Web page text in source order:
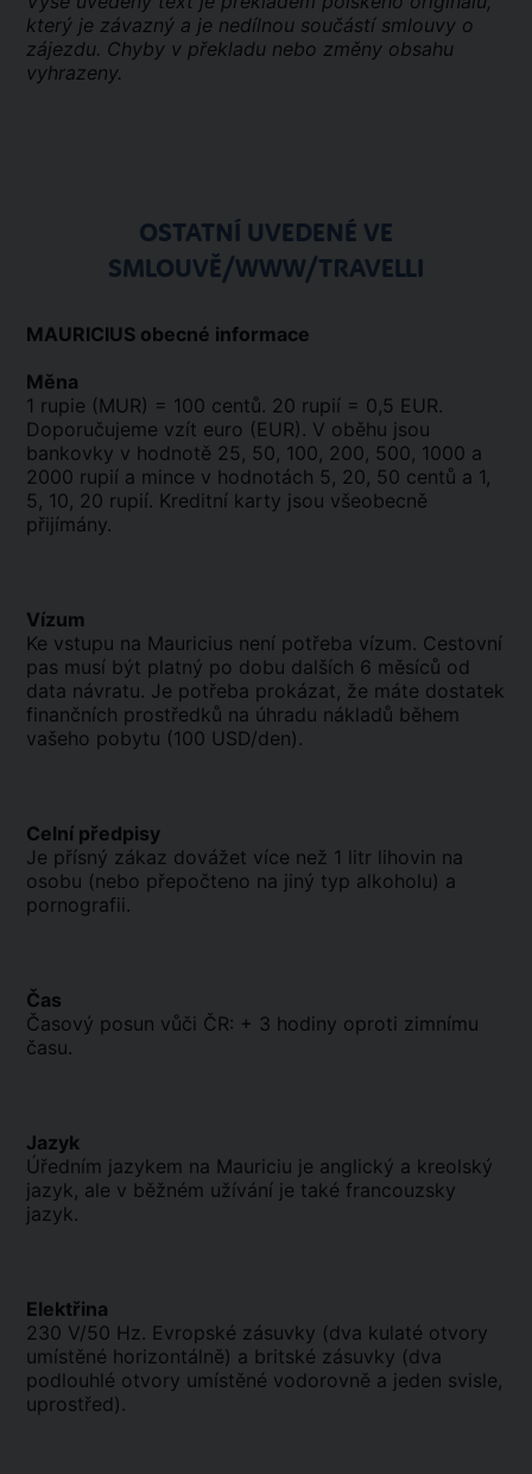
který je závazný a je nedílnou součástí smlouvy o
zájezdu. Chyby v překladu nebo změny obsahu
vyhrazeny.
OSTATNÍ UVEDENÉ VE
SMLOUVĚ/WWW/TRAVELLI
MAURICIUS obecné informace
Měna
1 rupie (MUR) = 100 centů. 20 rupií = 0,5 EUR.
Doporučujeme vzít euro (EUR). V oběhu jsou
bankovky v hodnotě 25, 50, 100, 200, 500, 1000 a
2000 rupií a mince v hodnotách 5, 20, 50 centů a 1,
5, 10, 20 rupií. Kreditní karty jsou všeobecně
přijímány.
Vízum
Ke vstupu na Mauricius není potřeba vízum. Cestovní
pas musí být platný po dobu dalších 6 měsíců od
data návratu. Je potřeba prokázat, že máte dostatek
finančních prostředků na úhradu nákladů během
vašeho pobytu (100 USD/den).
Celní předpisy
Je přísný zákaz dovážet více než 1 litr lihovin na
osobu (nebo přepočteno na jiný typ alkoholu) a
pornografii.
Čas
Časový posun vůči ČR: + 3 hodiny oproti zimnímu
času.
Jazyk
Úředním jazykem na Mauriciu je anglický a kreolský
jazyk, ale v běžném užívání je také francouzsky
jazyk.
Elektřina
230 V/50 Hz. Evropské zásuvky (dva kulaté otvory
umístěné horizontálně) a britské zásuvky (dva
podlouhlé otvory umístěné vodorovně a jeden svisle,
uprostřed).